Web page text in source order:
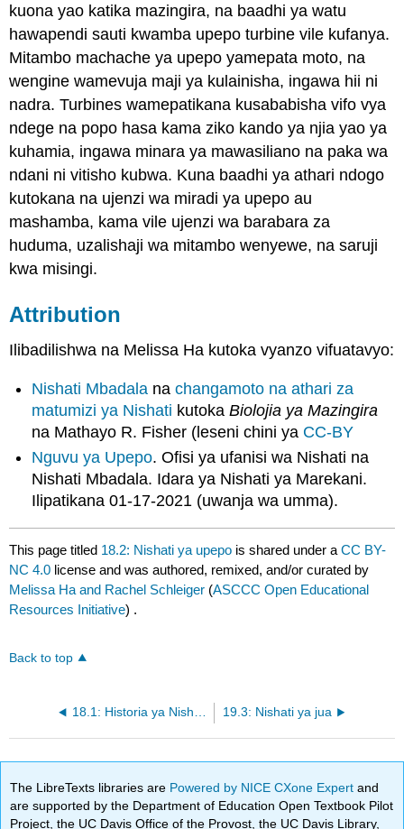
kuona yao katika mazingira, na baadhi ya watu
hawapendi sauti kwamba upepo turbine vile kufanya.
Mitambo machache ya upepo yamepata moto, na
wengine wamevuja maji ya kulainisha, ingawa hii ni
nadra. Turbines wamepatikana kusababisha vifo vya
ndege na popo hasa kama ziko kando ya njia yao ya
kuhamia, ingawa minara ya mawasiliano na paka wa
ndani ni vitisho kubwa. Kuna baadhi ya athari ndogo
kutokana na ujenzi wa miradi ya upepo au
mashamba, kama vile ujenzi wa barabara za
huduma, uzalishaji wa mitambo wenyewe, na saruji
kwa misingi.
Attribution
Ilibadilishwa na Melissa Ha kutoka vyanzo vifuatavyo:
Nishati Mbadala nachangamoto na athari za
matumizi ya Nishati kutokaBiolojia ya Mazingira
na Mathayo R. Fisher (leseni chini ya CC-BY
Nguvu ya Upepo. Ofisi ya ufanisi wa Nishati na
Nishati Mbadala. Idara ya Nishati ya Marekani.
Ilipatikana 01-17-2021 (uwanja wa umma).
This page titled 18.2: Nishati ya upepo is shared under aCC BY-
NC 4.0 license and was authored, remixed, and/or curated by
Melissa Ha and Rachel Schleiger (ASCCC Open Educational
Resources Initiative) .
Back to top
19.3: Nishati ya jua
The LibreTexts libraries are Powered by NICE CXone Expertand
are supported by the Department of Education Open Textbook Pilot
Project, the UC Davis Office of the Provost, the UC Davis Library,